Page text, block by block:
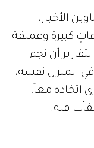
الأخبار،
كبيرة وعميقة
أن نجم
المنزل نفسه،
اتخاذه معاً،
فيه.